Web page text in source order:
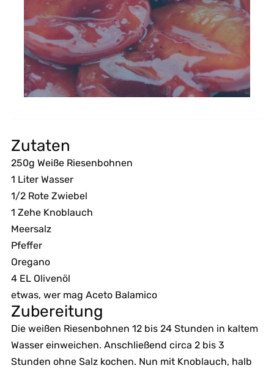
Zutaten
250g Weiße Riesenbohnen
1 Liter Wasser
1/2 Rote Zwiebel
1 Zehe Knoblauch
Meersalz
Pfeffer
Oregano
4 EL Olivenöl
etwas, wer mag Aceto Balamico
Zubereitung
Die weißen Riesenbohnen 12 bis 24 Stunden in kaltem
Wasser einweichen. Anschließend circa 2 bis 3
Stunden ohne Salz kochen. Nun mit Knoblauch, halb